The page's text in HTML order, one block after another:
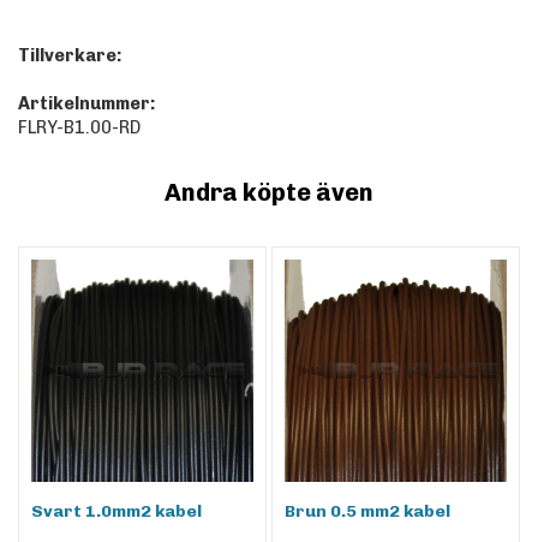
Tillverkare:
Artikelnummer:
FLRY-B1.00-RD
Andra köpte även
Svart 1.0mm2 kabel Brun 0.5 mm2 kabel